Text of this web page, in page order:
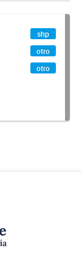
shp
otro
otro